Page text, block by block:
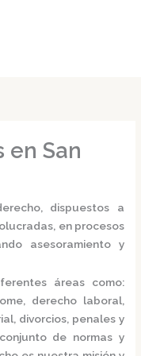
en San
dispuestos a
en procesos
asesoramiento y
áreas como:
derecho laboral,
divorcios, penales y
de normas y